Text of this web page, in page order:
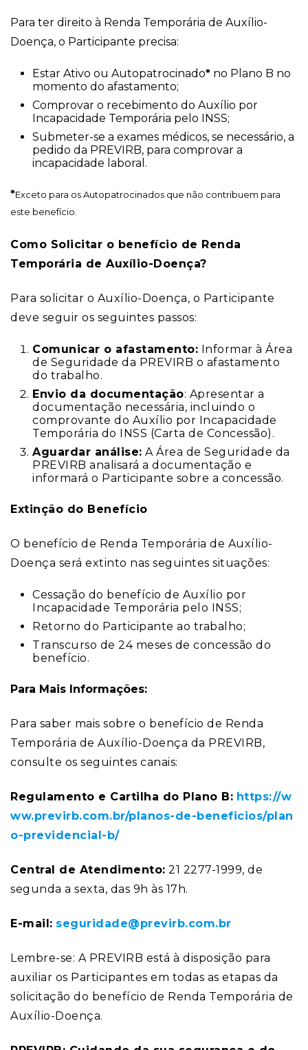
Para ter direito à Renda Temporária de Auxílio-
Doença, o Participante precisa:
Estar Ativo ou Autopatrocinado* no Plano B no
momento do afastamento;
Comprovar o recebimento do Auxílio por
Incapacidade Temporária pelo INSS;
Submeter-se a exames médicos, se necessário, a
pedido da PREVIRB, para comprovar a
incapacidade laboral.
*Exceto para os Autopatrocinados que não contribuem para
este benefício.
Como Solicitar o benefício de Renda
Temporária de Auxílio-Doença?
Para solicitar o Auxílio-Doença, o Participante
deve seguir os seguintes passos:
Comunicar o afastamento: Informar à Área
de Seguridade da PREVIRB o afastamento
do trabalho.
Envio da documentação: Apresentar a
documentação necessária, incluindo o
comprovante do Auxílio por Incapacidade
Temporária do INSS (Carta de Concessão).
Aguardar análise: A Área de Seguridade da
PREVIRB analisará a documentação e
informará o Participante sobre a concessão.
Extinção do Benefício
O benefício de Renda Temporária de Auxílio-
Doença será extinto nas seguintes situações:
Cessação do benefício de Auxílio por
Incapacidade Temporária pelo INSS;
Retorno do Participante ao trabalho;
Transcurso de 24 meses de concessão do
benefício.
Para Mais Informações:
Para saber mais sobre o benefício de Renda
Temporária de Auxílio-Doença da PREVIRB,
consulte os seguintes canais:
Regulamento e Cartilha do Plano B: https://w
ww.previrb.com.br/planos-de-beneficios/plan
o-previdencial-b/
Central de Atendimento: 21 2277-1999, de
segunda a sexta, das 9h às 17h.
E-mail: seguridade@previrb.com.br
Lembre-se: A PREVIRB está à disposição para
auxiliar os Participantes em todas as etapas da
solicitação do benefício de Renda Temporária de
Auxílio-Doença.